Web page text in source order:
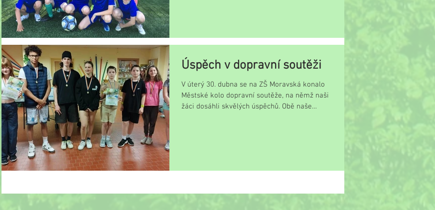
Úspěch v dopravní soutěži
V úterý 30. dubna se na ZŠ Moravská konalo
Městské kolo dopravní soutěže, na němž naši
žáci dosáhli skvělých úspěchů. Obě naše